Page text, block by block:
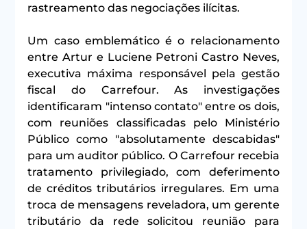
rastreamento das negociações ilícitas.
Um caso emblemático é o relacionamento
entre Artur e Luciene Petroni Castro Neves,
executiva máxima responsável pela gestão
fiscal do Carrefour. As investigações
identificaram "intenso contato" entre os dois,
com reuniões classificadas pelo Ministério
Público como "absolutamente descabidas"
para um auditor público. O Carrefour recebia
tratamento privilegiado, com deferimento
de créditos tributários irregulares. Em uma
troca de mensagens reveladora, um gerente
tributário da rede solicitou reunião para